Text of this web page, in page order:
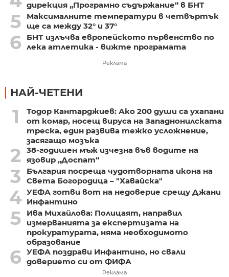
дирекция „Програмно съдържание“ в БНТ
5
Максималните температури в четвъртък
ще са между 32° и 37°
6
БНТ излъчва европейското първенство по
лека атлетика - вижте програмата
Реклама
НАЙ-ЧЕТЕНИ
1
Тодор Кантарджиев: Ако 200 души са ухапани
от комар, носещ вируса на Западнонилската
треска, един развива тежко усложнение,
засягащо мозъка
2
38-годишен мъж изчезна във водите на
язовир „Доспат“
3
България посреща чудотворната икона на
Света Богородица – "Хавайска"
4 УЕФА готви вот на недоверие срещу Джани
Инфантино
5
Ива Михайлова: Полицаят, направил
измерванията за експертизата на
прокуратурата, няма необходимото
образование
6 УЕФА поздрави Инфантино, но свали
доверието си от ФИФА
Реклама